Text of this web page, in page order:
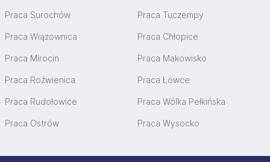
Praca Surochów Praca Tuczempy
Praca Wiązownica Praca Chłopice
Praca Mirocin Praca Makowisko
Praca Roźwienica Praca Łowce
Praca Rudołowice Praca Wólka Pełkińska
Praca Ostrów Praca Wysocko